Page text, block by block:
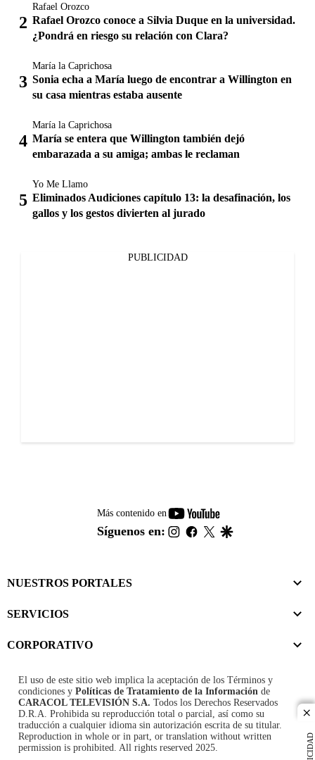
Rafael Orozco
Rafael Orozco conoce a Silvia Duque en la universidad.
¿Pondrá en riesgo su relación con Clara?
María la Caprichosa
Sonia echa a María luego de encontrar a Willington en
su casa mientras estaba ausente
María la Caprichosa
María se entera que Willington también dejó
embarazada a su amiga; ambas le reclaman
Yo Me Llamo
Eliminados Audiciones capítulo 13: la desafinación, los
gallos y los gestos divierten al jurado
PUBLICIDAD
Más contenido en
youtube-
footer
Síguenos en: instagram
facebook
twitter
NUESTROS PORTALES
SERVICIOS
CORPORATIVO
El uso de este sitio web implica la aceptación de los Términos y
condiciones y Políticas de Tratamiento de la Información de
CARACOL TELEVISIÓN S.A. Todos los Derechos Reservados
D.R.A. Prohibida su reproducción total o parcial, así como su
traducción a cualquier idioma sin autorización escrita de su titular.
Reproduction in whole or in part, or translation without written
permission is prohibited. All rights reserved 2025.